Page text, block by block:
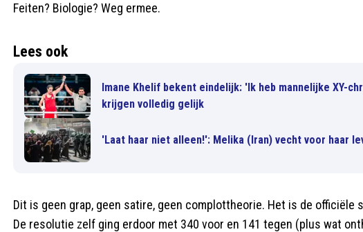
Feiten? Biologie? Weg ermee.
Lees ook
Imane Khelif bekent eindelijk: 'Ik heb mannelijke XY-
krijgen volledig gelijk
'Laat haar niet alleen!': Melika (Iran) vecht voor haar
Dit is geen grap, geen satire, geen complottheorie. Het is de
De resolutie zelf ging erdoor met 340 voor en 141 tegen (plus wat